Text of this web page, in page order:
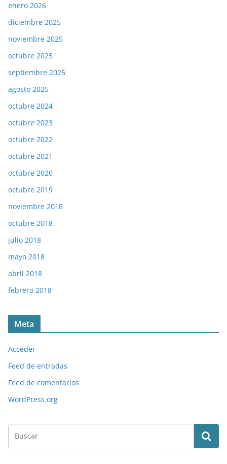
enero 2026
diciembre 2025
noviembre 2025
octubre 2025
septiembre 2025
agosto 2025
octubre 2024
octubre 2023
octubre 2022
octubre 2021
octubre 2020
octubre 2019
noviembre 2018
octubre 2018
julio 2018
mayo 2018
abril 2018
febrero 2018
Meta
Acceder
Feed de entradas
Feed de comentarios
WordPress.org